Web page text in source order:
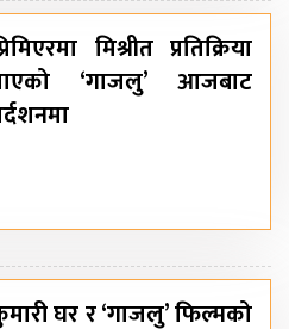
मिश्रीत प्रतिक्रिया
‘गाजलु’ आजबाट
घर र ‘गाजलु’ फिल्मको